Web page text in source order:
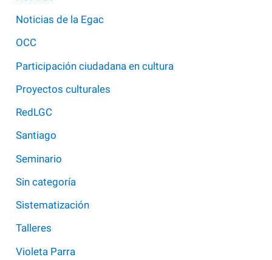
Noticias de la Egac
OCC
Participación ciudadana en cultura
Proyectos culturales
RedLGC
Santiago
Seminario
Sin categoría
Sistematización
Talleres
Violeta Parra